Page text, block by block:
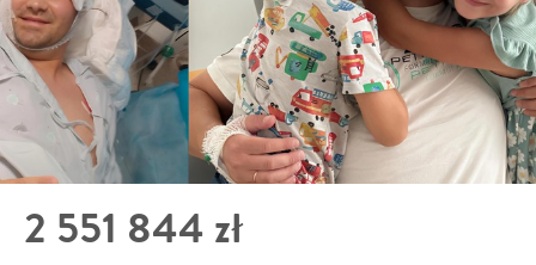
2 551 844 zł